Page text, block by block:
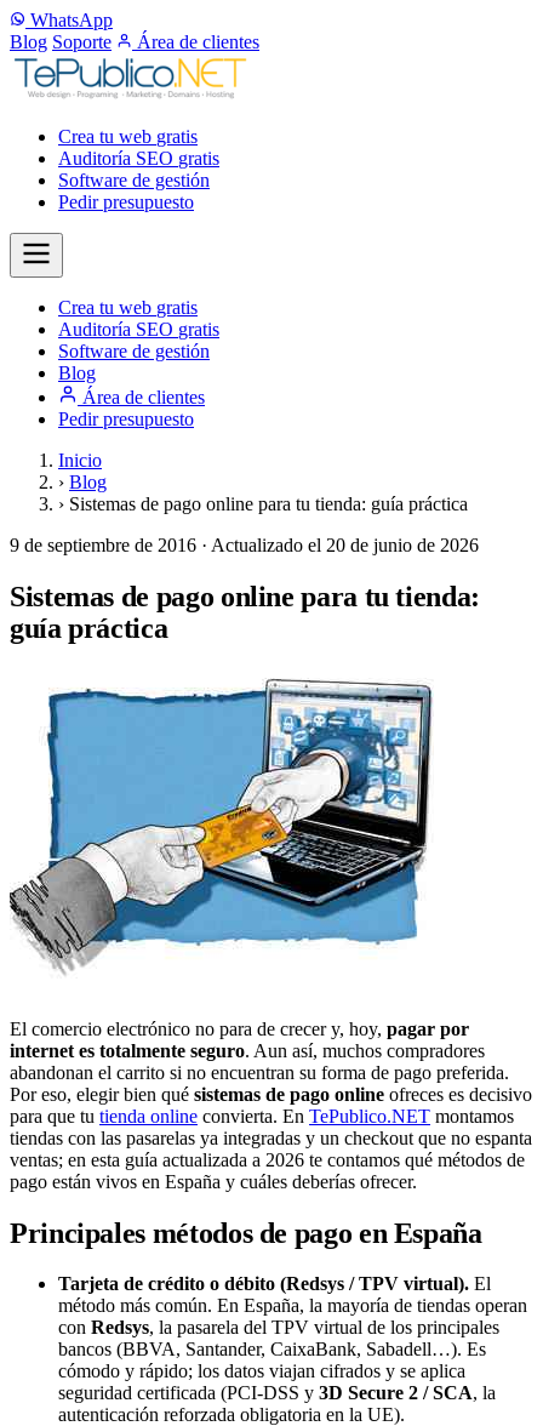
WhatsApp
Blog Soporte Área de clientes
Crea tu web gratis
Auditoría SEO gratis
Software de gestión
Pedir presupuesto
Crea tu web gratis
Auditoría SEO gratis
Software de gestión
Blog
Área de clientes
Pedir presupuesto
Inicio
› Blog
› Sistemas de pago online para tu tienda: guía práctica
9 de septiembre de 2016 · Actualizado el 20 de junio de 2026
Sistemas de pago online para tu tienda:
guía práctica
El comercio electrónico no para de crecer y, hoy, pagar por
internet es totalmente seguro. Aun así, muchos compradores
abandonan el carrito si no encuentran su forma de pago preferida.
Por eso, elegir bien qué sistemas de pago online ofreces es decisivo
para que tu tienda online convierta. En TePublico.NET montamos
tiendas con las pasarelas ya integradas y un checkout que no espanta
ventas; en esta guía actualizada a 2026 te contamos qué métodos de
pago están vivos en España y cuáles deberías ofrecer.
Principales métodos de pago en España
Tarjeta de crédito o débito (Redsys / TPV virtual). El
método más común. En España, la mayoría de tiendas operan
con Redsys, la pasarela del TPV virtual de los principales
bancos (BBVA, Santander, CaixaBank, Sabadell…). Es
cómodo y rápido; los datos viajan cifrados y se aplica
seguridad certificada (PCI-DSS y 3D Secure 2 / SCA, la
autenticación reforzada obligatoria en la UE).